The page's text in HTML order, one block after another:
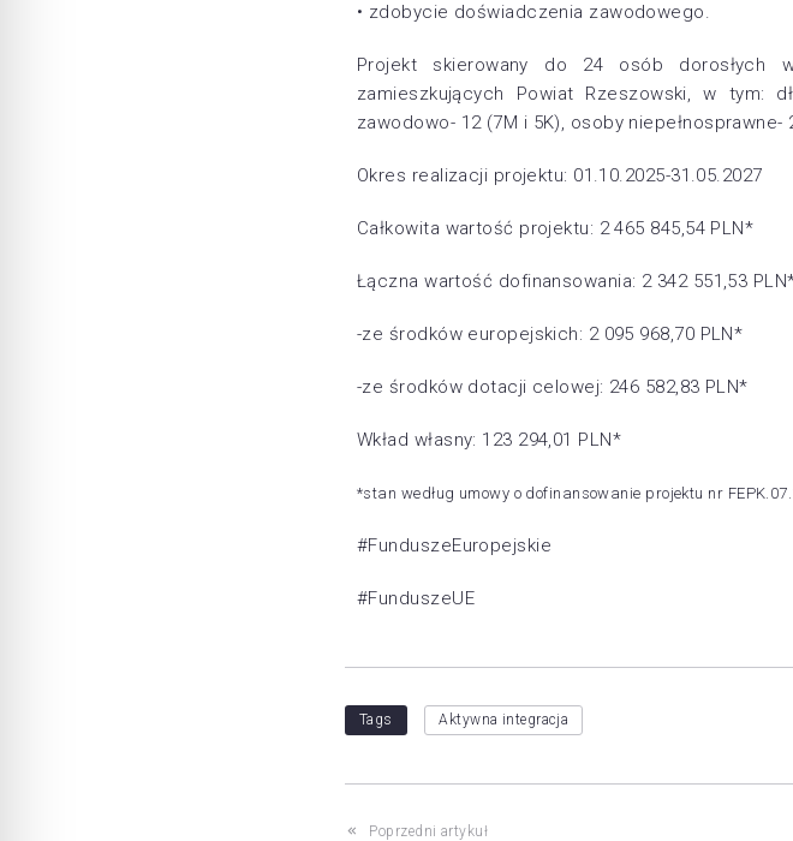
• zdobycie doświadczenia zawodowego.
Projekt skierowany do 24 osób
zamieszkujących Powiat Rzeszowski, w tym:
zawodowo- 12 (7M i 5K), osoby niepełnosprawne-
Okres realizacji projektu: 01.10.2025-31.05.2027
Całkowita wartość projektu: 2 465 845,54 PLN*
Łączna wartość dofinansowania: 2 342 551,53
-ze środków europejskich: 2 095 968,70 PLN*
-ze środków dotacji celowej: 246 582,83 PLN*
Wkład własny: 123 294,01 PLN*
*stan według umowy o dofinansowanie projektu nr
#FunduszeEuropejskie
#FunduszeUE
Tags Aktywna integracja
Poprzedni artykuł